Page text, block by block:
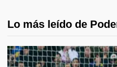
Lo más leído de